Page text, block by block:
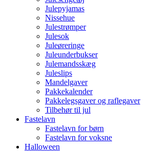
Julepyjamas
Nissehue
Julestrømper
Julesok
Juleøreringe
Juleunderbukser
Julemandsskæg
Juleslips
Mandelgaver
Pakkekalender
Pakkelegsgaver og raflegaver
Tilbehør til jul
Fastelavn
Fastelavn for børn
Fastelavn for voksne
Halloween